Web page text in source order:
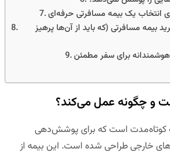
انتخاب یک بیمه مسافرتی حرفه‌ای
بیمه مسافرتی (که باید از آن‌ها پرهیز
برای سفر مطمئن
و چگونه عمل می‌کند؟
کوتاه‌مدت است که برای پوشش‌دهی
خارجی طراحی شده است. این بیمه از